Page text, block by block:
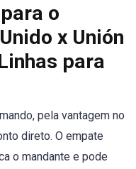
o
x Unión
para
pela vantagem no
direto. O empate
o mandante e pode